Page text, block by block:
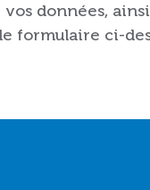
données,
formulaire ci-